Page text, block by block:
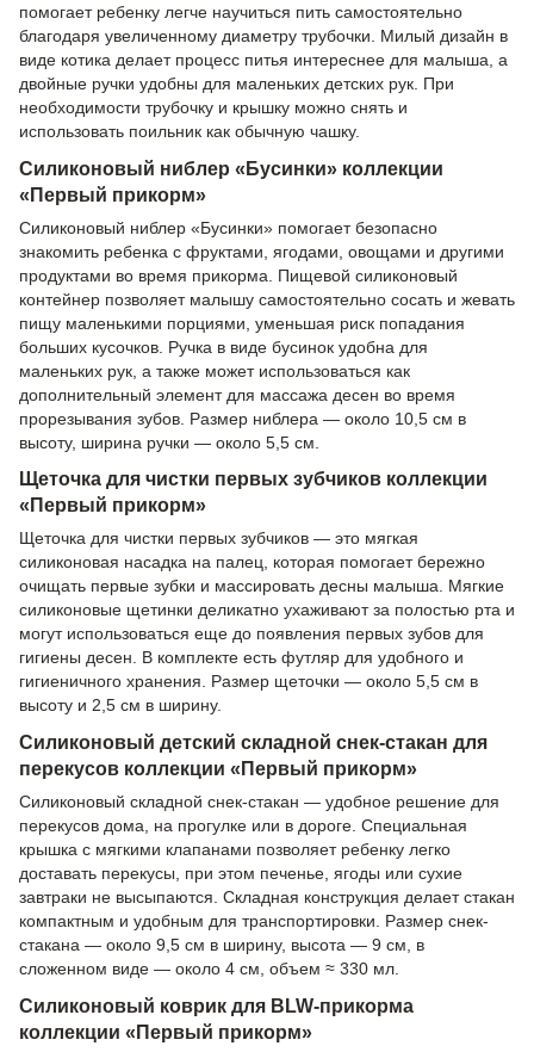
помогает ребенку легче научиться пить самостоятельно
благодаря увеличенному диаметру трубочки. Милый дизайн в
виде котика делает процесс питья интереснее для малыша, а
двойные ручки удобны для маленьких детских рук. При
необходимости трубочку и крышку можно снять и
использовать поильник как обычную чашку.
Силиконовый ниблер «Бусинки» коллекции
«Первый прикорм»
Силиконовый ниблер «Бусинки» помогает безопасно
знакомить ребенка с фруктами, ягодами, овощами и другими
продуктами во время прикорма. Пищевой силиконовый
контейнер позволяет малышу самостоятельно сосать и жевать
пищу маленькими порциями, уменьшая риск попадания
больших кусочков. Ручка в виде бусинок удобна для
маленьких рук, а также может использоваться как
дополнительный элемент для массажа десен во время
прорезывания зубов. Размер ниблера — около 10,5 см в
высоту, ширина ручки — около 5,5 см.
Щеточка для чистки первых зубчиков коллекции
«Первый прикорм»
Щеточка для чистки первых зубчиков — это мягкая
силиконовая насадка на палец, которая помогает бережно
очищать первые зубки и массировать десны малыша. Мягкие
силиконовые щетинки деликатно ухаживают за полостью рта и
могут использоваться еще до появления первых зубов для
гигиены десен. В комплекте есть футляр для удобного и
гигиеничного хранения. Размер щеточки — около 5,5 см в
высоту и 2,5 см в ширину.
Силиконовый детский складной снек-стакан для
перекусов коллекции «Первый прикорм»
Силиконовый складной снек-стакан — удобное решение для
перекусов дома, на прогулке или в дороге. Специальная
крышка с мягкими клапанами позволяет ребенку легко
доставать перекусы, при этом печенье, ягоды или сухие
завтраки не высыпаются. Складная конструкция делает стакан
компактным и удобным для транспортировки. Размер снек-
стакана — около 9,5 см в ширину, высота — 9 см, в
сложенном виде — около 4 см, объем ≈ 330 мл.
Силиконовый коврик для BLW-прикорма
коллекции «Первый прикорм»